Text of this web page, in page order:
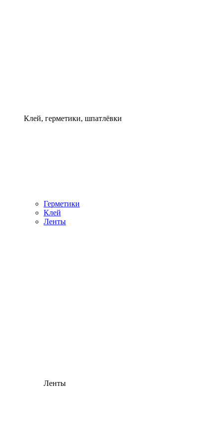
Клей, герметики, шпатлёвки
Герметики
Клей
Ленты
Ленты